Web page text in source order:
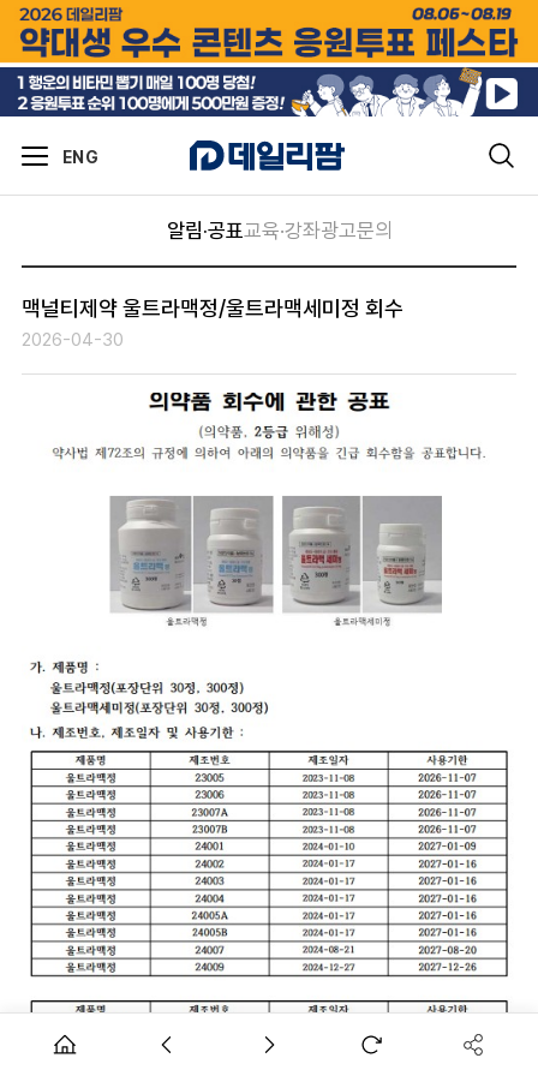
ENG
알림·공표교육·강좌광고문의
맥널티제약 울트라맥정/울트라맥세미정 회수
2026-04-30